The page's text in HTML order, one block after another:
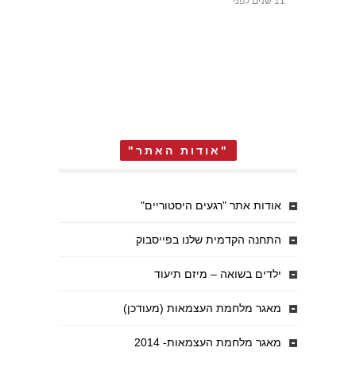
"אודות האתר"
אודות אתר "רגעים היסטוריים"
התחנה הקדמית שלנו בפייסבוק
ילדים בשואה – מיזם תיעוד
מאגר מלחמת העצמאות (מעודכן)
מאגר מלחמת העצמאות- 2014